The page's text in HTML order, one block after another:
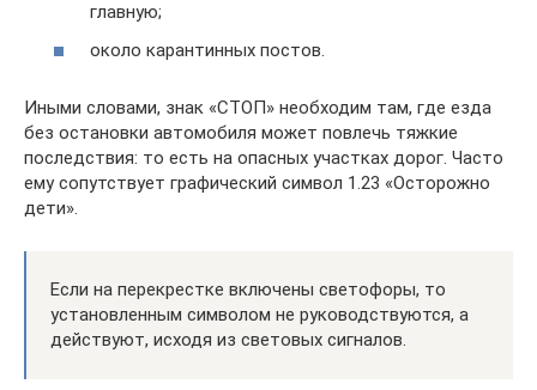
главную;
около карантинных постов.
Иными словами, знак «СТОП» необходим там, где езда
без остановки автомобиля может повлечь тяжкие
последствия: то есть на опасных участках дорог. Часто
ему сопутствует графический символ 1.23 «Осторожно
дети».
Если на перекрестке включены светофоры, то
установленным символом не руководствуются, а
действуют, исходя из световых сигналов.